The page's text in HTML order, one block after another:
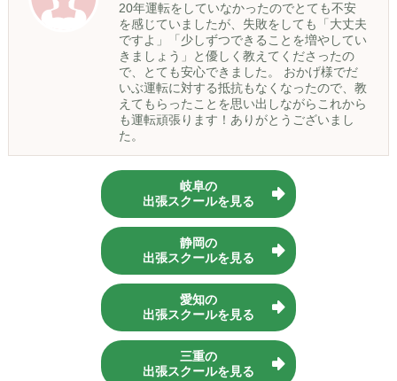
20年運転をしていなかったのでとても不安
を感じていましたが、失敗をしても「大丈夫
ですよ」「少しずつできることを増やしてい
きましょう」と優しく教えてくださったの
で、とても安心できました。 おかげ様でだ
いぶ運転に対する抵抗もなくなったので、教
えてもらったことを思い出しながらこれから
も運転頑張ります！ありがとうございまし
た。
岐阜の
出張スクールを見る
静岡の
出張スクールを見る
愛知の
出張スクールを見る
三重の
出張スクールを見る